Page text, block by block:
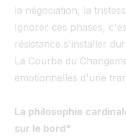
la négociation, la
Ignorer ces phases,
résistance s'installer
La Courbe du
émotionnelles d'une
La philosophie
sur le bord"